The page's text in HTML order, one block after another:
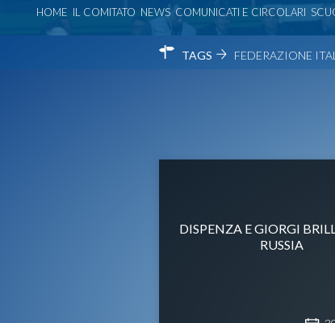
HOME IL COMITATO NEWS COMUNICATI E CIRCOLARI
TAGS FEDERAZIONE
DISPENZA E GIORGI
RUSSIA